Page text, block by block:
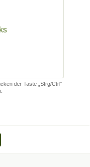
der Taste „Strg/Ctrl“